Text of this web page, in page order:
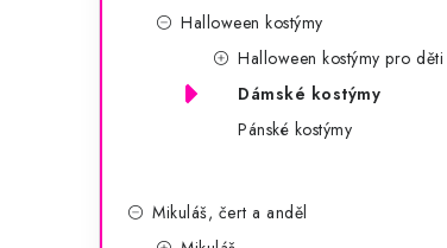
Halloween kostýmy
Halloween kostýmy pro děti
Dámské kostýmy
Pánské kostýmy
Mikuláš, čert a anděl